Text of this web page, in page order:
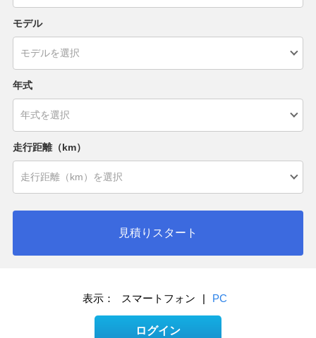
モデル
年式
走行距離（km）
見積りスタート
表示： スマートフォン | PC
ログイン